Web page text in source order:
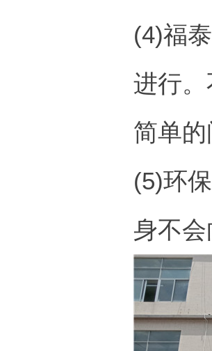
(4)福
进行
简单
(5)环
身不